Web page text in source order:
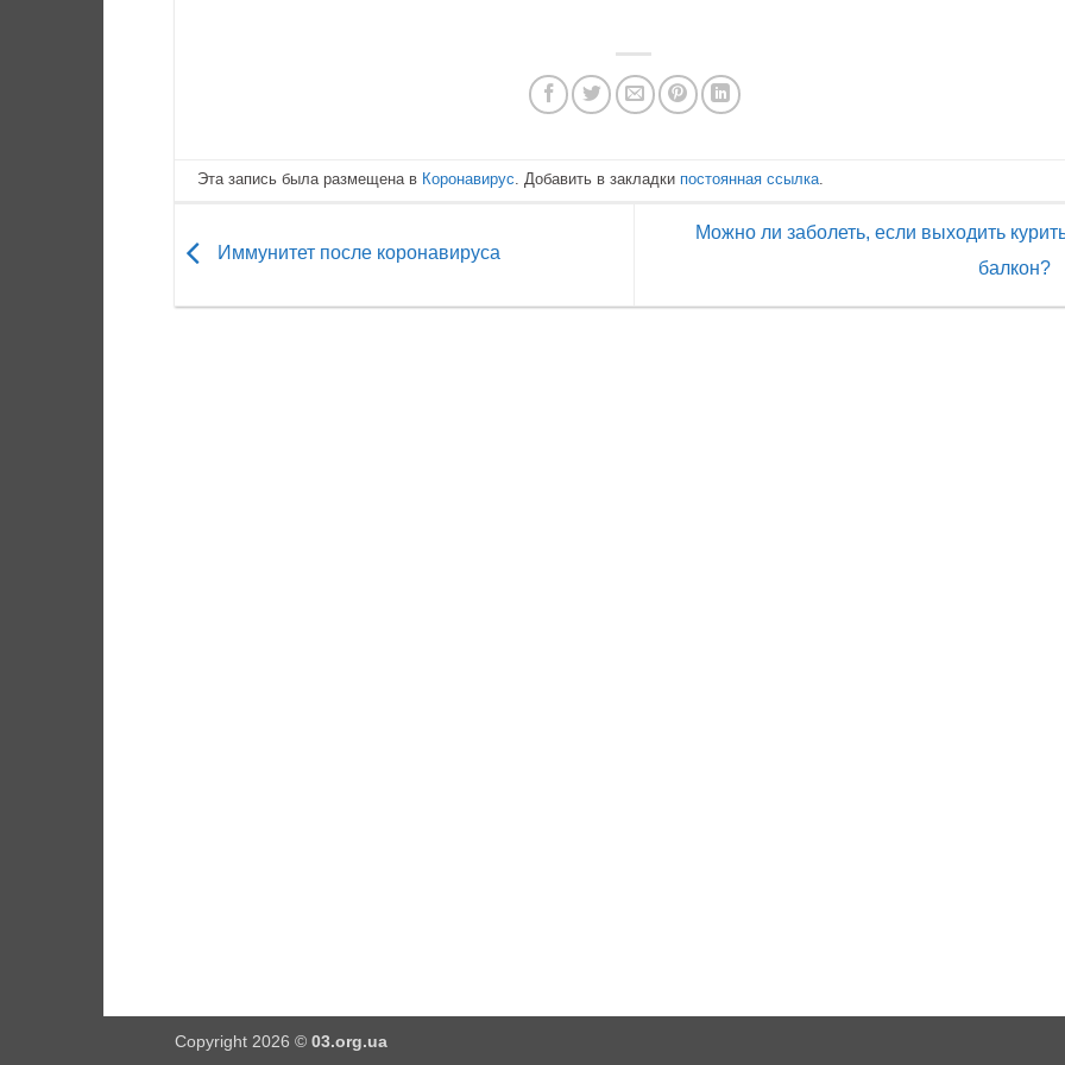
Эта запись была размещена в Коронавирус . Добавить в закладки постоянная ссылка
Иммунитет после коронавируса
Можно ли заболеть, если выходить
балкон?
Copyright 2026 © 03.org.ua